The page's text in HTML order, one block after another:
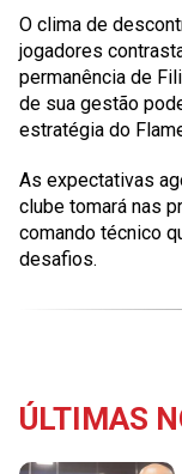
O clima de
jogadores
permanência de
de sua gestão
estratégia do
As expectativas
clube tomará nas
comando técnico
desafios.
ÚLTIMAS